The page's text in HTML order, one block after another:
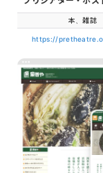
本、雑誌
https://